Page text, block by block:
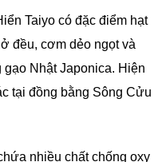
Taiyo có đặc điểm hạt
đều, cơm dẻo ngọt và
Nhật Japonica. Hiện
tại đồng bằng Sông Cửu
nhiều chất chống oxy